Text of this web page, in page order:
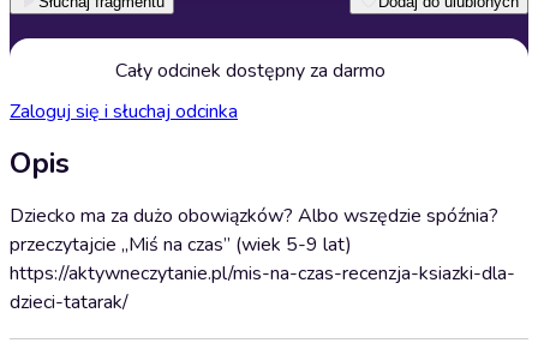
Cały odcinek dostępny za darmo
Zaloguj się i słuchaj odcinka
Opis
Dziecko ma za dużo obowiązków? Albo wszędzie spóźnia?
przeczytajcie „Miś na czas” (wiek 5-9 lat)
https://aktywneczytanie.pl/mis-na-czas-recenzja-ksiazki-dla-
dzieci-tatarak/